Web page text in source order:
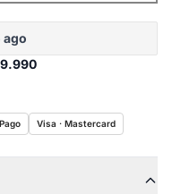
ago
Visa · Mastercard